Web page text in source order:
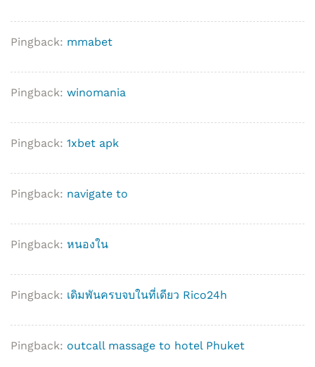
Pingback: mmabet
Pingback: winomania
Pingback: 1xbet apk
Pingback: navigate to
Pingback: หนองใน
Pingback: เดิมพันครบจบในที่เดียว Rico24h
Pingback: outcall massage to hotel Phuket